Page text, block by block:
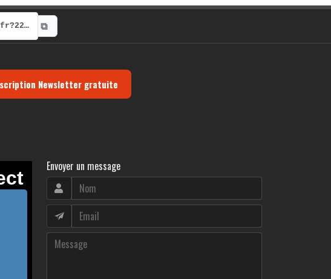
https://radio-g.fr?22166 ⧉
Newsletter gratuite
Envoyer un message